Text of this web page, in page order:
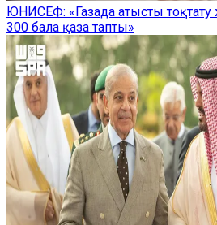
ЮНИСЕФ: «Газада атысты тоқтату
300 бала қаза тапты»